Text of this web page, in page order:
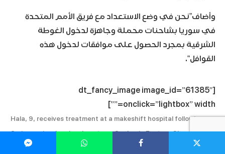
وأضاف”نحن في وضع الاستعداد مع فريق الأمم المتحدة
في سوريا بشاحنات محملة وجاهزة لدخول الغوطة
الشرقية بمجرد الحصول على موافقات لدخول هذه
القوافل“.
[dt_fancy_image image_id=”61385″
onclick=”lightbox” width=””]
Hala, 9, receives treatment at a makeshift hospital following
Syrian regime bombardments on Saqba, in Eastern Ghouta